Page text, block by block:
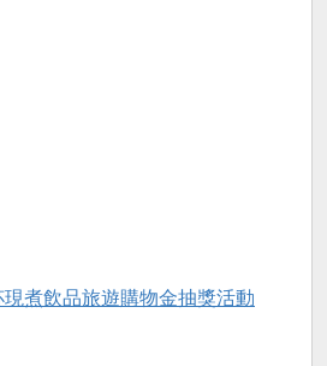
現煮飲品旅遊購物金抽獎活動